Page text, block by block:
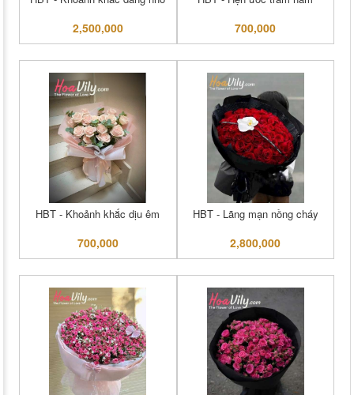
2,500,000 700,000
HBT - Khoảnh khắc dịu êm
700,000
HBT - Lãng mạn nồng cháy
2,800,000